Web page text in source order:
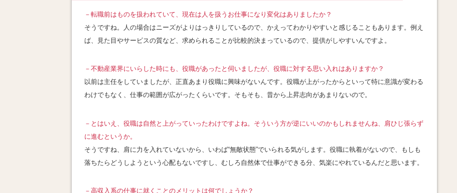
－転職前はものを扱われていて、現在は人を扱うお仕事になり変化はありましたか？
そうですね。人の場合はニーズがよりはっきりしているので、かえってわかりやすいと感じることもあります。例え
ば、見た目やサービスの質など、求められることが比較的決まっているので、提供がしやすいんですよ 。
－ 不動産業界にいらした時にも、役職があったと伺いましたが、役職に対する思い入れはありますか？
以前は主任をしていましたが、正直あまり役職に興味がないんです。役職が上がったからといって特に意識が変わる
わけでもなく、仕事の範囲が広がったくらいです。そもそも、昔から上昇志向があまりないので。
－ とはいえ、役職は自然と上がっていったわけですよね。そういう方が逆にいいのかもしれませんね、肩ひじ張らず
に進むというか。
そうですね、肩に力を入れていないから、いわば“無敵状態”でいられる気がします。役職に執着がないので、もしも
落ちたらどうしようという心配もないですし、むしろ自然体で仕事ができる分、気楽にやれているんだと思います 。
－ 高収入系の仕事に就くことのメリットは何でしょうか ？